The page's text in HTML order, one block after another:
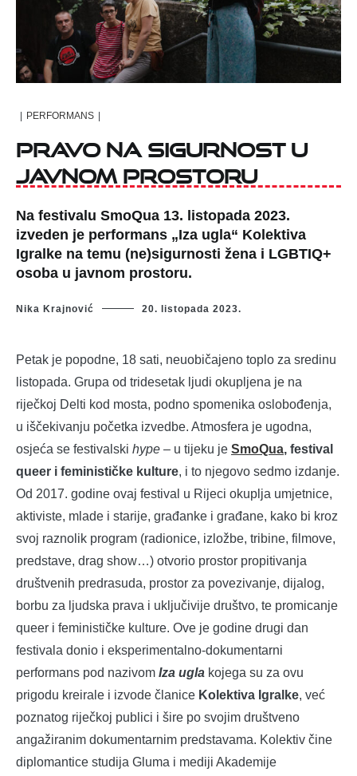
| PERFORMANS |
Pravo na sigurnost u
javnom prostoru
Na festivalu SmoQua 13. listopada 2023.
izveden je performans „Iza ugla“ Kolektiva
Igralke na temu (ne)sigurnosti žena i LGBTIQ+
osoba u javnom prostoru.
Nika Krajnović 20. listopada 2023.
Petak je popodne, 18 sati, neuobičajeno toplo za sredinu
listopada. Grupa od tridesetak ljudi okupljena je na
riječkoj Delti kod mosta, podno spomenika oslobođenja,
u iščekivanju početka izvedbe. Atmosfera je ugodna,
osjeća se festivalski hype – u tijeku je SmoQua, festival
queer i feminističke kulture, i to njegovo sedmo izdanje.
Od 2017. godine ovaj festival u Rijeci okuplja umjetnice,
aktiviste, mlade i starije, građanke i građane, kako bi kroz
svoj raznolik program (radionice, izložbe, tribine, filmove,
predstave, drag show…) otvorio prostor propitivanja
društvenih predrasuda, prostor za povezivanje, dijalog,
borbu za ljudska prava i uključivije društvo, te promicanje
queer i feminističke kulture. Ove je godine drugi dan
festivala donio i eksperimentalno-dokumentarni
performans pod nazivom Iza ugla kojega su za ovu
prigodu kreirale i izvode članice Kolektiva Igralke, već
poznatog riječkoj publici i šire po svojim društveno
angažiranim dokumentarnim predstavama. Kolektiv čine
diplomantice studija Gluma i mediji Akademije